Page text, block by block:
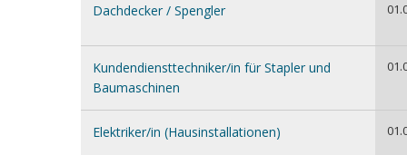
Dachdecker / Spengler
Kundendiensttechniker/in für Stapler und
Baumaschinen
Elektriker/in (Hausinstallationen)